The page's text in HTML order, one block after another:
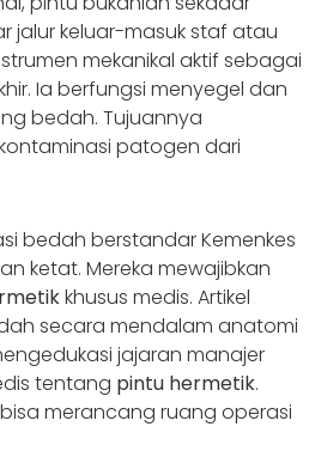
jalur keluar-masuk staf atau
mekanikal aktif sebagai
Ia berfungsi menyegel dan
bedah. Tujuannya
patogen dari
bedah berstandar Kemenkes
ketat. Mereka mewajibkan
khusus medis. Artikel
secara mendalam anatomi
jajaran manajer
tentang pintu hermetik.
merancang ruang operasi